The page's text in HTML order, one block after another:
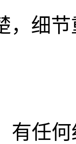
，细
有任